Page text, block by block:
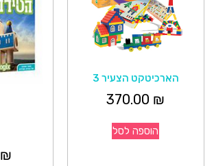
הארכיטקט הצעיר 3
370.00 ₪
הוספה לסל
₪